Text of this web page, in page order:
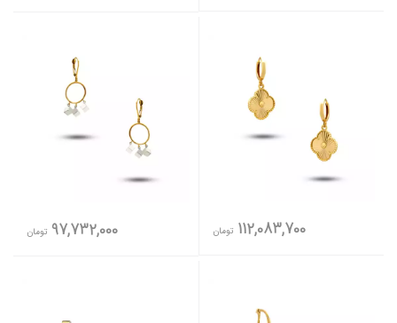
112,083,700 تومان 97,732,000 تومان